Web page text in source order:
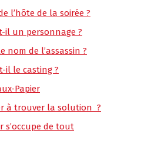
l’hôte de la soirée ?
il un personnage ?
nom de l’assassin ?
il le casting ?
Papier
à trouver la solution ?
s’occupe de tout